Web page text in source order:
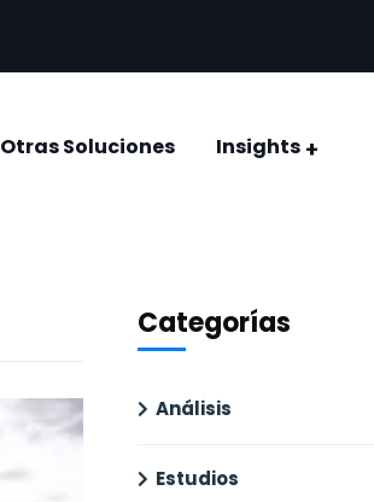
Otras Soluciones Insights
Categorías
Análisis
Estudios